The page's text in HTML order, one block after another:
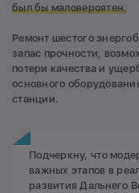
был бы маловероятен.
Ремонт шестого
запас прочности,
потери качества и
основного
станции.
Подчеркну, что
важных этапов в
развития Дальнего